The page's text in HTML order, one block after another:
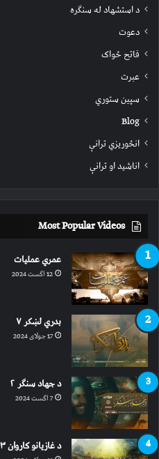
د استشهاد له سنګره
دعوت
فاتح ځواک
عبرت
سپين ستوري
Blog
انځوریزي ترانې
اناشید او ترانې
Most Popular Videos
عمري عملیات
12 اگست 2024
بدري لښکر ۷
17 جولای 2024
د جهاد سنګر ۲
7 اگست 2024
د غازیانو کاروان ۱۳